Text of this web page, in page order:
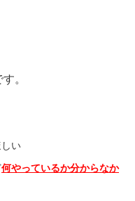
。
い
何やっているか分からなか